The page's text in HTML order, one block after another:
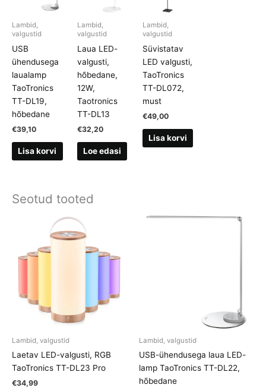
Lambid,
valgustid
USB
ühendusega
laualamp
TaoTronics
TT-DL19,
hõbedane
€39,10
Lisa korvi
Lambid,
valgustid
Laua LED-
valgusti,
hõbedane,
12W,
Taotronics
TT-DL13
€32,20
Loe edasi
Lambid,
valgustid
Süvistatav
LED valgusti,
TaoTronics
TT-DL072,
must
€49,00
Lisa korvi
Seotud tooted
Lambid, valgustid
Laetav LED-valgusti, RGB
TaoTronics TT-DL23 Pro
€34,99
Lambid, valgustid
USB-ühendusega laua LED-
lamp TaoTronics TT-DL22,
hõbedane